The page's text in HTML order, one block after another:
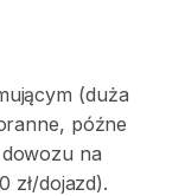
(duża
późne
na
zł/dojazd).